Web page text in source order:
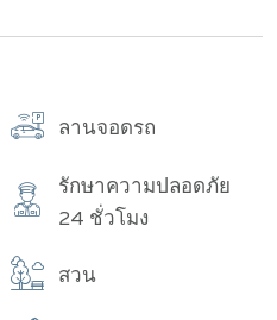
ลานจอดรถ
รักษาความปลอดภัย
24 ชั่วโมง
สวน